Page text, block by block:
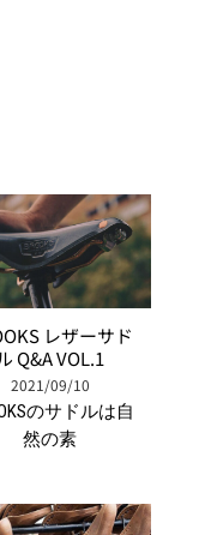
レザーサド
Q&A VOL.1
2021/09/10
のサドルは自
然の素